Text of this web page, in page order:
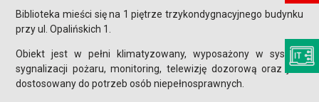
Biblioteka mieści się na 1 piętrze trzykondygnacyjnego budynku
przy ul. Opalińskich 1.
Obiekt jest w pełni klimatyzowany, wyposażony w system
sygnalizacji pożaru, monitoring, telewizję dozorową oraz jest
dostosowany do potrzeb osób niepełnosprawnych.